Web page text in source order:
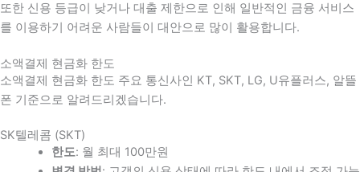
또한 신용 등급이 낮거나 대출 제한으로 인해 일반적인 금융 서비스
를 이용하기 어려운 사람들이 대안으로 많이 활용합니다.
소액결제 현금화 한도
소액결제 현금화 한도 주요 통신사인 KT, SKT, LG, U유플러스, 알뜰
폰 기준으로 알려드리겠습니다.
SK텔레콤 (SKT)
한도: 월 최대 100만원